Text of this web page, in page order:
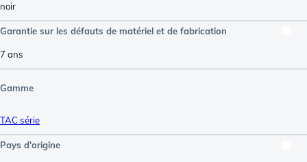
noir
Garantie sur les défauts de matériel et de fabrication
7 ans
Gamme
TAC série
Pays d'origine